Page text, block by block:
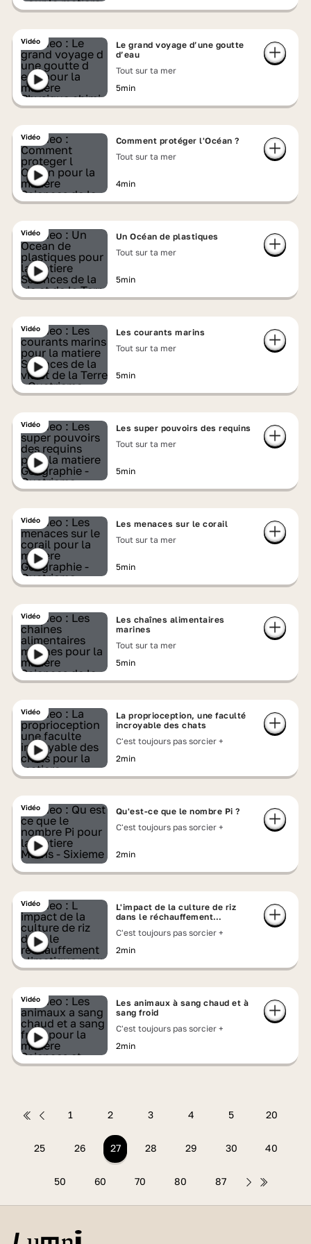
Vidéo
Le grand voyage d’une goutte
d’eau
Tout sur ta mer
5min
Vidéo
Comment protéger l'Océan ?
Tout sur ta mer
4min
Vidéo
Un Océan de plastiques
Tout sur ta mer
5min
Vidéo
Les courants marins
Tout sur ta mer
5min
Vidéo
Les super pouvoirs des requins
Tout sur ta mer
5min
Vidéo
Les menaces sur le corail
Tout sur ta mer
5min
Vidéo
Les chaînes alimentaires
marines
Tout sur ta mer
5min
Vidéo
La proprioception, une faculté
incroyable des chats
C'est toujours pas sorcier +
2min
Vidéo
Qu'est-ce que le nombre Pi ?
C'est toujours pas sorcier +
2min
Vidéo
L'impact de la culture de riz
dans le réchauffement
C'est toujours pas sorcier +
2min
Vidéo
Les animaux à sang chaud et à
sang froid
C'est toujours pas sorcier +
2min
1 2 3 4 5 20
25 26 27 28 29 30 40
50 60 70 80 87